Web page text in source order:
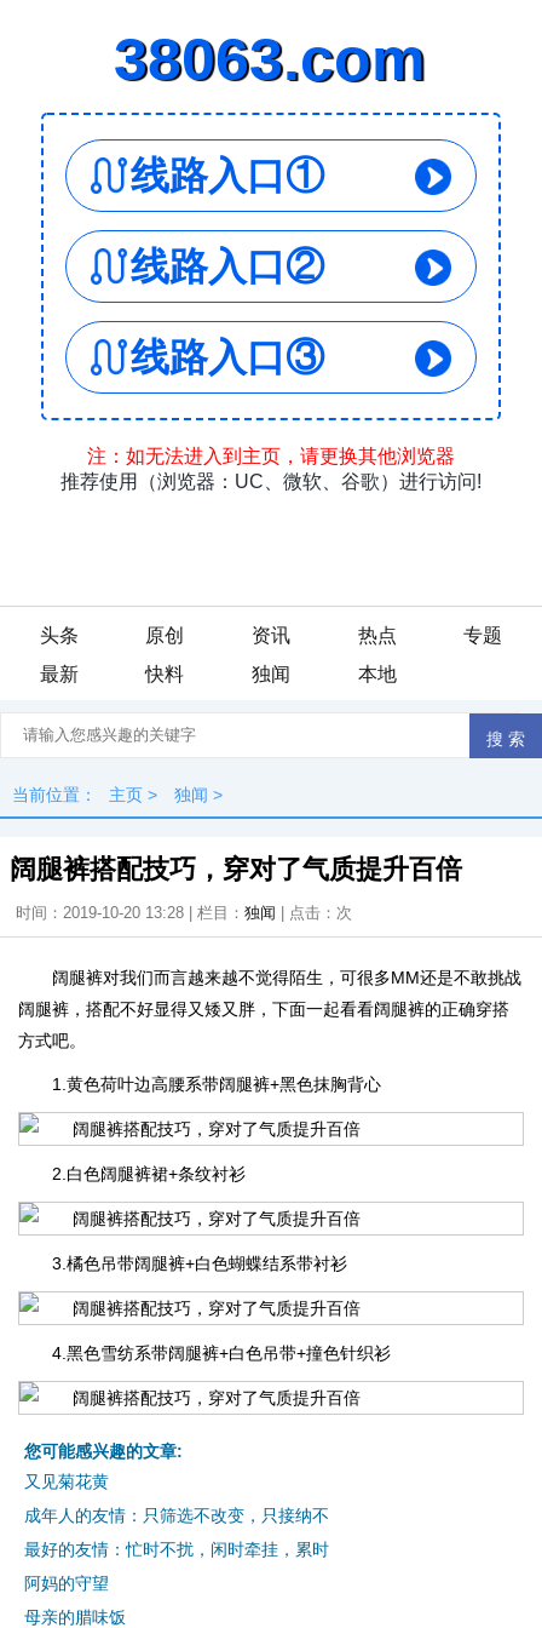
头条 原创 资讯 热点
专题
最新
快料 独闻 本地
当前位置： 主页 > 独闻 >
阔腿裤搭配技巧，穿对了气质提升百倍
时间：2019-10-20 13:28 | 栏目： 独闻 | 点击： 次
阔腿裤对我们而言越来越不觉得陌生，可很多MM还是不敢挑战
阔腿裤，搭配不好显得又矮又胖，下面一起看看阔腿裤的正确穿搭
方式吧。
1.黄色荷叶边高腰系带阔腿裤+黑色抹胸背心
2.白色阔腿裤裙+条纹衬衫
3.橘色吊带阔腿裤+白色蝴蝶结系带衬衫
4.黑色雪纺系带阔腿裤+白色吊带+撞色针织衫
您可能感兴趣的文章:
又见菊花黄
成年人的友情：只筛选不改变，只接纳不
最好的友情：忙时不扰，闲时牵挂，累时
阿妈的守望
母亲的腊味饭